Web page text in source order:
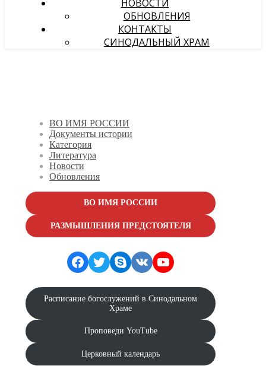
НОВОСТИ
ОБНОВЛЕНИЯ
КОНТАКТЫ
СИНОДАЛЬНЫЙ ХРАМ
ВО ИМЯ РОССИИ
Документы истории
Категория
Литература
Новости
Обновления
ВО ИМЯ РОССИИ
РАЗМЫШЛЕНИЯ ПРЕДСТОЯТЕЛЯ
Facebook
Twitter
Skype
VKYouTube
Расписание богослужений в Синодальном
Храме
Проповеди YouTube
Церковный календарь